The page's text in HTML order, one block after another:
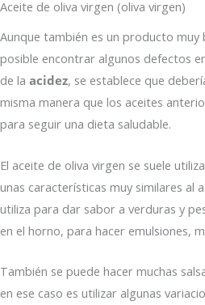
Aceite de oliva virgen (oliva virgen)
Aunque también es un producto muy
posible encontrar algunos defectos
de la acidez, se establece que
misma manera que los aceites
para seguir una dieta saludable.
El aceite de oliva virgen se suele
unas características muy similares al
utiliza para dar sabor a verduras y
en el horno, para hacer emulsiones,
También se puede hacer muchas
en ese caso es utilizar algunas